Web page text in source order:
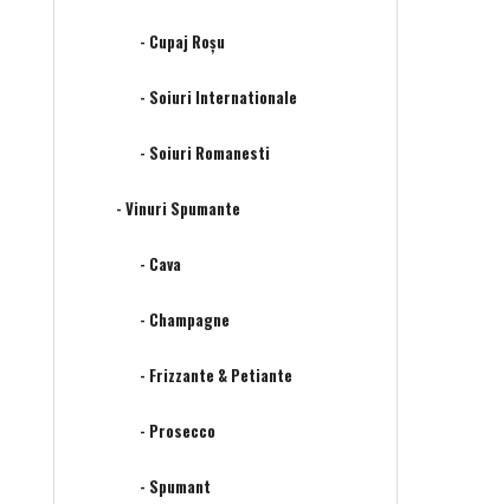
- Cupaj Roșu
- Soiuri Internationale
- Soiuri Romanesti
- Vinuri Spumante
- Cava
- Champagne
- Frizzante & Petiante
- Prosecco
- Spumant